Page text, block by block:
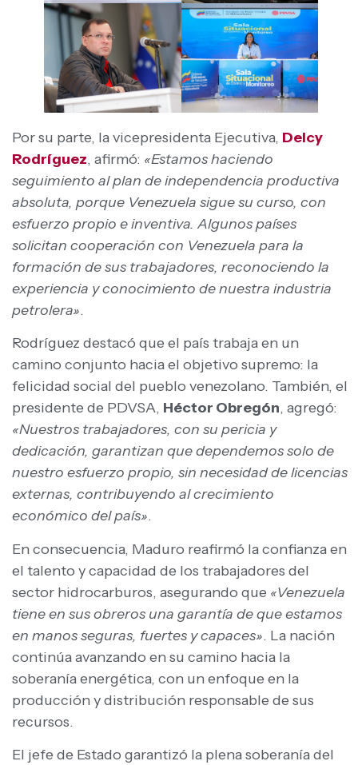
Por su parte, la vicepresidenta Ejecutiva, Delcy
Rodríguez, afirmó: «Estamos haciendo
seguimiento al plan de independencia productiva
absoluta, porque Venezuela sigue su curso, con
esfuerzo propio e inventiva. Algunos países
solicitan cooperación con Venezuela para la
formación de sus trabajadores, reconociendo la
experiencia y conocimiento de nuestra industria
petrolera».
Rodríguez destacó que el país trabaja en un
camino conjunto hacia el objetivo supremo: la
felicidad social del pueblo venezolano. También, el
presidente de PDVSA, Héctor Obregón, agregó:
«Nuestros trabajadores, con su pericia y
dedicación, garantizan que dependemos solo de
nuestro esfuerzo propio, sin necesidad de licencias
externas, contribuyendo al crecimiento
económico del país».
En consecuencia, Maduro reafirmó la confianza en
el talento y capacidad de los trabajadores del
sector hidrocarburos, asegurando que «Venezuela
tiene en sus obreros una garantía de que estamos
en manos seguras, fuertes y capaces». La nación
continúa avanzando en su camino hacia la
soberanía energética, con un enfoque en la
producción y distribución responsable de sus
recursos.
El jefe de Estado garantizó la plena soberanía del